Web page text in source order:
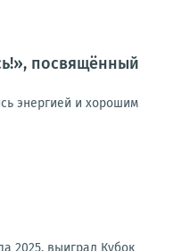
посвящённый
энергией и хорошим
2025, выиграл Кубок